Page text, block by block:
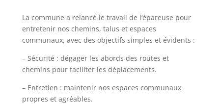
La commune a relancé le travail de l’épareuse pour
entretenir nos chemins, talus et espaces
communaux, avec des objectifs simples et évidents :
– Sécurité : dégager les abords des routes et
chemins pour faciliter les déplacements.
– Entretien : maintenir nos espaces communaux
propres et agréables.